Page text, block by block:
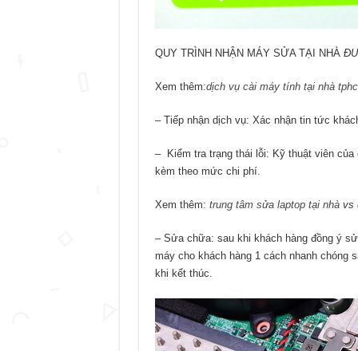
QUY TRÌNH NHẬN MÁY SỬA TẠI NHÀ
Xem thêm:dịch vụ cài máy tính tại nhà
– Tiếp nhận dịch vụ: Xác nhận tin tức
– Kiểm tra trạng thái lỗi: Kỹ thuật viên
kèm theo mức chi phí.
Xem thêm: trung tâm sửa laptop tại nhàvs
– Sửa chữa: sau khi khách hàng đồng ý
máy cho khách hàng 1 cách nhanh chóng
khi kết thúc.